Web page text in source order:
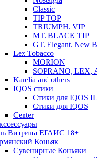
Classic
TIP TOP
TRIUMPH. VIP
MT. BLACK TIP
GT. Elegant. New
Lex Tobacco
MORION
SOPRANO, LEX,
Karelia and others
IQOS стики
Стики для IQOS
Стики для IQOS
Сenter
Витрина ЕГАИС 18+
Коньяк
Сувенирные Коньяки